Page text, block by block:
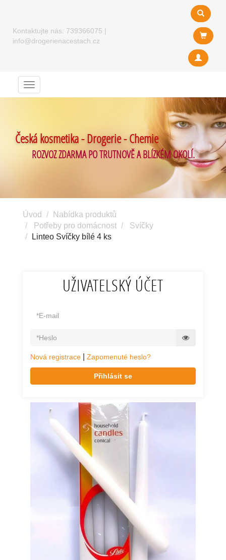
Kontaktujte nás: 739366075 |
info@drogerienacestach.cz
Menu
Česká kosmetika - Drogerie - Chemie
ROZVOZ ZDARMA PO TRUTNOVĚ A BLÍZKÉM OKOLÍ.
Úvod
Nabídka produktů
Potřeby pro domácnost
Svíčky
Linteo Svíčky bílé 4 ks
UŽIVATELSKÝ ÚČET
Nová registrace Zapomenuté heslo?
Přihlásit se